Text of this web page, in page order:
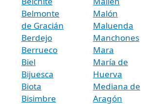
Belmonte
de Gracián
Berdejo
Berrueco
Biel
Bijuesca
Biota
Bisimbre
Malón
Maluenda
Manchones
Mara
María de
Huerva
Mediana de
Aragón